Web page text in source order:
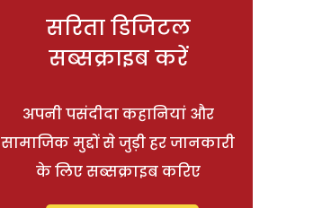
सरिता डिजिटल
सब्सक्राइब करें
अपनी पसंदीदा कहानियां और
सामाजिक मुद्दों से जुड़ी हर जानकारी
के लिए सब्सक्राइब करिए